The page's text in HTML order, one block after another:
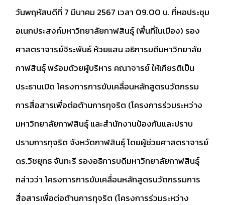
วันพฤหัสบดีที่ 7 มีนาคม 2567 เวลา 09.00 น. ที่หอประชุม
อเนกประสงค์มหาวิทยาลัยกาฬสินธุ์ (พื้นที่ในเมือง) รอง
ศาสตราจารย์จิระพันธ์ ห้วยแสน อธิการบดีมหาวิทยาลัย
กาฬสินธุ์ พร้อมด้วยผู้บริหาร คณาจารย์ ให้เกียรติเป็น
ประธานเปิด โครงการการขับเคลื่อนหลักสูตรนวัตกรรม
การสื่อสารเพื่อต่อต้านการทุจริต (โครงการร่วมระหว่าง
มหาวิทยาลัยกาฬสินธุ์ และสำนักงานป้องกันและปราบ
ปรามการทุจริต จังหวัดกาฬสินธุ์ โดยผู้ช่วยศาสตราจารย์
ดร.วิชยุทธ จันทะรี รองอธิการบดีมหาวิทยาลัยกาฬสินธุ์
กล่าวว่า โครงการการขับเคลื่อนหลักสูตรนวัตกรรมการ
สื่อสารเพื่อต่อต้านการทุจริต (โครงการร่วมระหว่าง